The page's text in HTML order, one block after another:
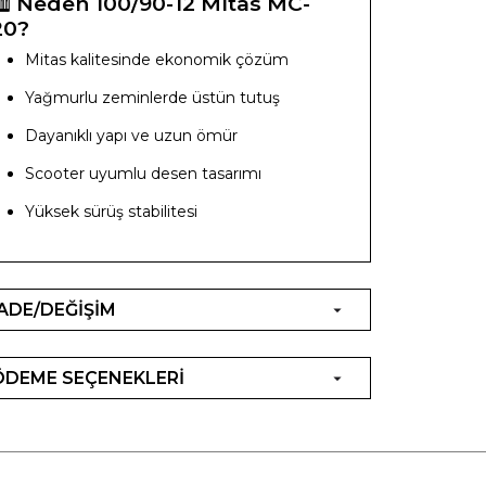
Mitas kalitesinde ekonomik çözüm
Yağmurlu zeminlerde üstün tutuş
Dayanıklı yapı ve uzun ömür
Scooter uyumlu desen tasarımı
Yüksek sürüş stabilitesi
DEĞİŞİM
SEÇENEKLERİ